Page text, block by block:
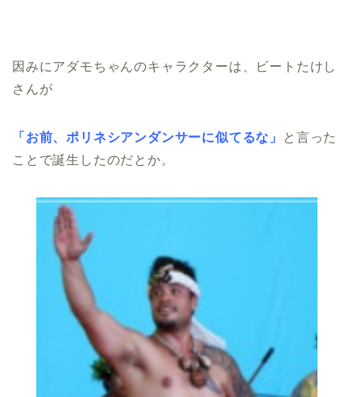
因みにアダモちゃんのキャラクターは、ビートたけし
さんが
「お前、ポリネシアンダンサーに似てるな」
と言った
ことで誕生したのだとか。